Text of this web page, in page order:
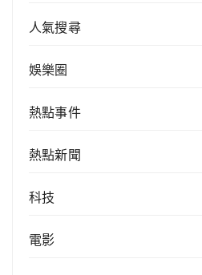
人氣搜尋
娛樂圈
熱點事件
熱點新聞
科技
電影